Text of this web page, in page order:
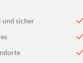
und sicher